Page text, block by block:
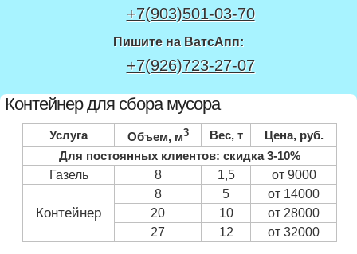
+7(903)501-03-70
Пишите на ВатсАпп:
+7(926)723-27-07
Контейнер для сбора мусора
Услуга Объем, м3 Вес, т
Цена, руб.
Для постоянных клиентов: скидка 3-10%
Газель
8 1,5 от 9000
Контейнер
8 5
от 14000
20
10
от 28000
27
12 от 32000